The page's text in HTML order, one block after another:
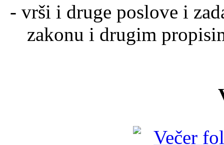
- vrši i druge poslove i
zakonu i drugim